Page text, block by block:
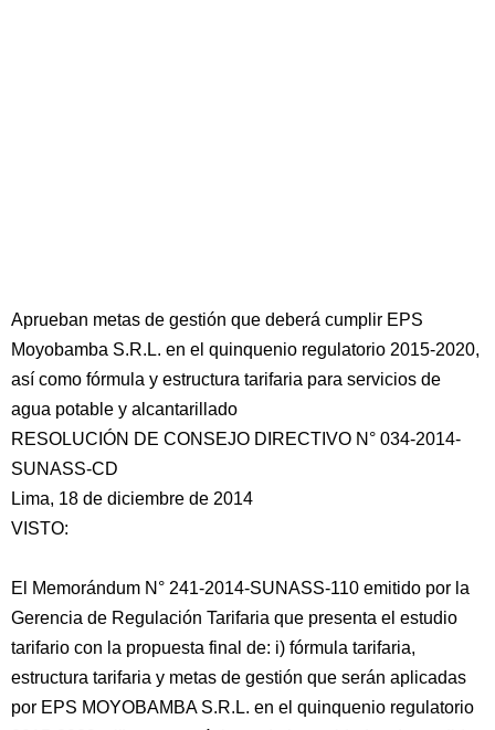
Aprueban metas de gestión que deberá cumplir EPS
Moyobamba S.R.L. en el quinquenio regulatorio 2015-2020,
así como fórmula y estructura tarifaria para servicios de
agua potable y alcantarillado
RESOLUCIÓN DE CONSEJO DIRECTIVO N° 034-2014-
SUNASS-CD
Lima, 18 de diciembre de 2014
VISTO:
El Memorándum N° 241-2014-SUNASS-110 emitido por la
Gerencia de Regulación Tarifaria que presenta el estudio
tarifario con la propuesta final de: i) fórmula tarifaria,
estructura tarifaria y metas de gestión que serán aplicadas
por EPS MOYOBAMBA S.R.L. en el quinquenio regulatorio